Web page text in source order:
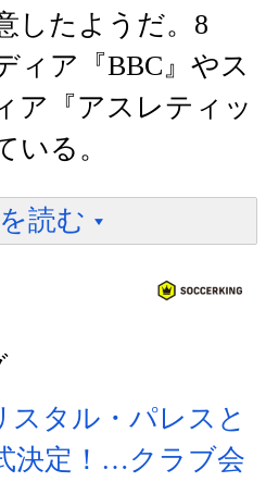
したようだ。8
ィア『BBC』やス
ア『アスレティッ
いる。
読む
スタル・パレスと
決定！…クラブ会